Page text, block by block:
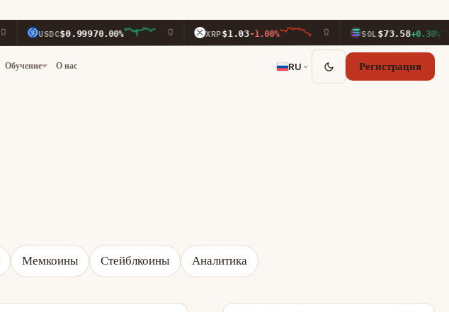
USDC $0.99970.00% XRP $1.03-1.00% SOL $73.58+0.30%
Обучение О нас RU Регистрация
Мемкоины Стейблкоины Аналитика